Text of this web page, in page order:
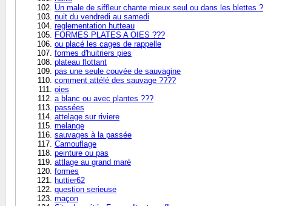
Un male de siffleur chante mieux seul ou dans les blettes ?
nuit du vendredi au samedi
reglementation hutteau
FORMES PLATES A OIES ???
ou placé les cages de rappelle
formes d'huitriers pies
plateau flottant
pas une seule couvée de sauvagine
comment attélé des sauvage ????
oies
a blanc ou avec plantes ???
passées
attelage sur riviere
melange
sauvages à la passée
Camouflage
peinture ou pas
attlage au grand maré
formes
huttier62
question serieuse
maçon